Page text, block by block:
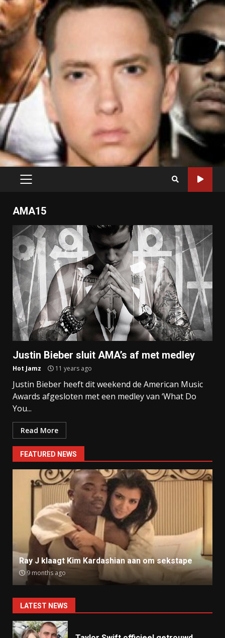
PRIMARY
AMA15
Justin Bieber sluit AMA’s af met medley
Hot Jamz 11 years ago
Justin Bieber heeft dit weekend de American Music
Awards afgesloten met een medley van ‘What Do
You...
Read More
FEATURED NEWS
Ray J klaagt Kim Kardashian aan om sekstape
9 months ago
LATEST NEWS